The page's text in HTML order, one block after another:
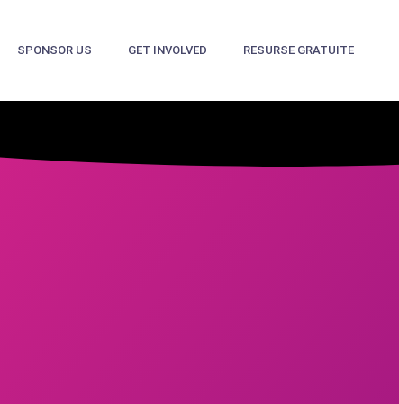
SPONSOR US GET INVOLVED RESURSE GRATUITE